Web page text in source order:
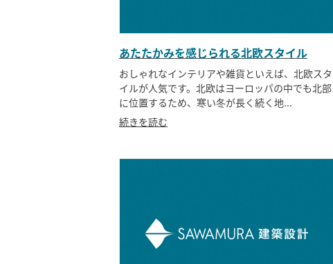
あたたかみを感じられる北欧スタイル
おしゃれなインテリアや雑貨といえば、北欧スタ
イルが人気です。北欧はヨーロッパの中でも北部
に位置するため、寒い冬が長く続く地...
続きを読む